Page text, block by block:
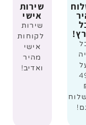
שירות
אישי
שירות
לקוחות
אישי
מהיר
ואדיב!